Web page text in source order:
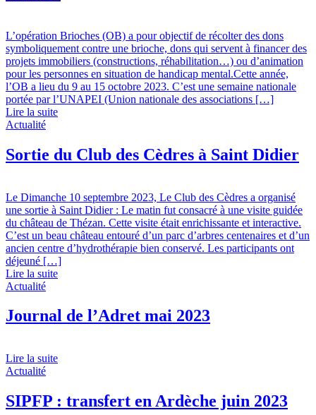
L’opération Brioches (OB) a pour objectif de récolter des dons
symboliquement contre une brioche, dons qui servent à financer des
projets immobiliers (constructions, réhabilitation…) ou d’animation
pour les personnes en situation de handicap mental.Cette année,
l’OB a lieu du 9 au 15 octobre 2023. C’est une semaine nationale
portée par l’UNAPEI (Union nationale des associations […]
Lire la suite
Actualité
Sortie du Club des Cèdres à Saint Didier
Le Dimanche 10 septembre 2023, Le Club des Cèdres a organisé
une sortie à Saint Didier : Le matin fut consacré à une visite guidée
du château de Thézan. Cette visite était enrichissante et interactive.
C’est un beau château entouré d’un parc d’arbres centenaires et d’un
ancien centre d’hydrothérapie bien conservé. Les participants ont
déjeuné […]
Lire la suite
Actualité
Journal de l’Adret mai 2023
Lire la suite
Actualité
SIPFP : transfert en Ardèche juin 2023